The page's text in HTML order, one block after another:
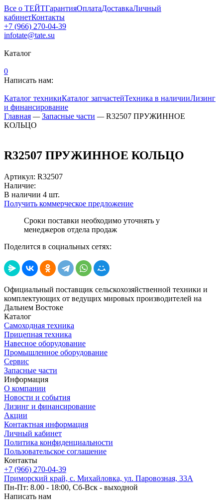
Все о ТЕЙТГарантияОплатаДоставкаЛичный
кабинетКонтакты
+7 (966) 270-04-39
infotate@tate.su
Каталог
0
Написать нам:
Каталог техникиКаталог запчастейТехника в наличииЛизинг
и финансирование
Главная — Запасные части — R32507 ПРУЖИННОЕ
КОЛЬЦО
R32507 ПРУЖИННОЕ КОЛЬЦО
Артикул: R32507
Наличие:
В наличии 4 шт.
Получить коммерческое предложение
Сроки поставки необходимо уточнять у
менеджеров отдела продаж
Поделится в социальных сетях:
Официальный поставщик сельскохозяйственной техники и
комплектующих от ведущих мировых производителей на
Дальнем Востоке
Каталог
Самоходная техника
Прицепная техника
Навесное оборудование
Промышленное оборудование
Сервис
Запасные части
Информация
О компании
Новости и события
Лизинг и финансирование
Акции
Контактная информация
Личный кабинет
Политика конфиденциальности
Пользовательское соглашение
Контакты
+7 (966) 270-04-39
Приморский край, с. Михайловка, ул. Паровозная, 33А
Пн-Пт: 8.00 - 18:00, Сб-Вск - выходной
Написать нам